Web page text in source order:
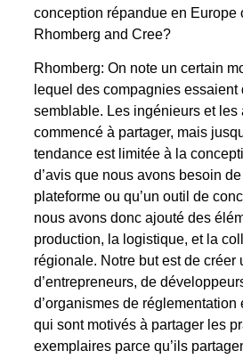
conception répandue en Europe
Rhomberg and Cree?
Rhomberg: On note un certain
lequel des compagnies
semblable. Les ingénieurs et les
commencé à partager, mais
tendance est limitée à la
d’avis que nous avons besoin
plateforme ou qu’un outil de
nous avons donc ajouté des
production, la logistique, et la
régionale. Notre but est de créer
d’entrepreneurs, de
d’organismes de réglementation
qui sont motivés à partager les
exemplaires parce qu’ils